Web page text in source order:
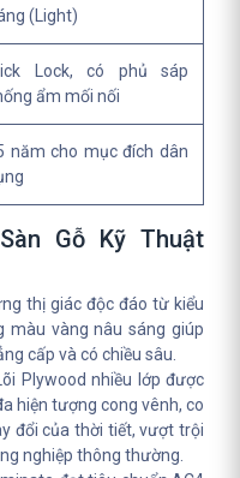
(Light)
Lock, có phủ sáp
ẩm mối nối
năm cho mục đích dân
Gỗ Kỹ Thuật
thị giác độc đáo từ kiểu
màu vàng nâu sáng giúp
cấp và có chiều sâu.
Plywood nhiều lớp được
hiện tượng cong vênh, co
đổi của thời tiết, vượt trội
nghiệp thông thường.